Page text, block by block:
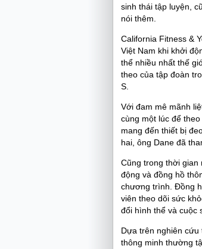
sinh thái tập luyện,
nói thêm.
California Fitness &
Việt Nam khi khởi
thể nhiều nhất thế
theo của tập đoàn
S.
Với đam mê mãnh
cùng một lúc để
mang đến thiết bị
hai, ông Dane đã
Cũng trong thời gian
động và đồng hồ
chương trình. Đồng
viên theo dõi sức
đổi hình thể và cuộc
Dựa trên nghiên cứu
thông minh thường